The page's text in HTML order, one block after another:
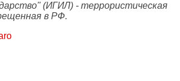
(ИГИЛ) - террористическая
в РФ.